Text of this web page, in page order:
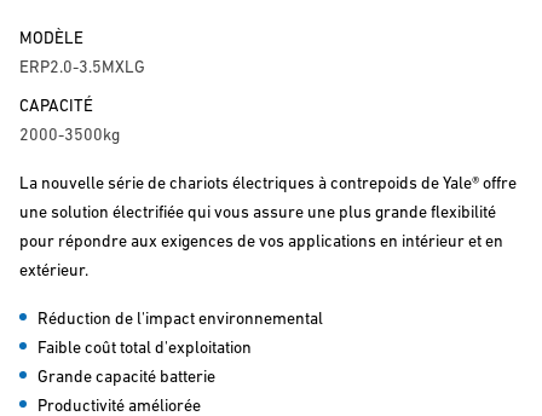
MODÈLE
ERP2.0-3.5MXLG
CAPACITÉ
2000-3500kg
La nouvelle série de chariots électriques à contrepoids de Yale® offre
une solution électrifiée qui vous assure une plus grande flexibilité
pour répondre aux exigences de vos applications en intérieur et en
extérieur.
Réduction de l'impact environnemental
Faible coût total d'exploitation
Grande capacité batterie
Productivité améliorée